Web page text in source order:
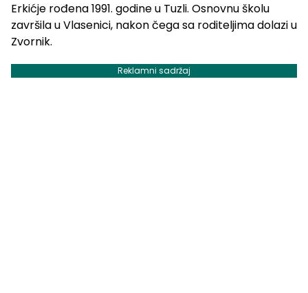
Erkićje rođena 1991. godine u Tuzli. Osnovnu školu
završila u Vlasenici, nakon čega sa roditeljima dolazi u
Zvornik.
Reklamni sadržaj